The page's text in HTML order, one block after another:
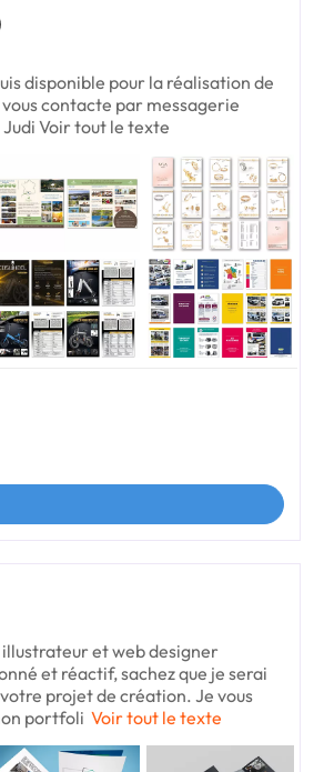
disponible pour la réalisation de
contacte par messagerie
Voir tout le texte
et web designer
et réactif, sachez que je serai
projet de création. Je vous
portfoli Voir tout le texte